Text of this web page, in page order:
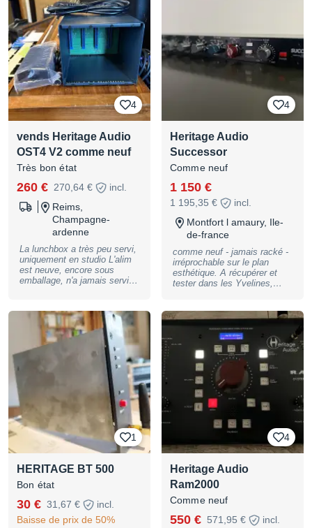
4
vends Heritage Audio
OST4 V2 comme neuf
Très bon état
260 € 270,64 €
incl.
Reims,
Champagne-
ardenne
La lunchbox a très peu servi,
uniquement en studio L'alim
est neuve, encore sous
emballage, n'a jamais servi
possible
4
Heritage Audio
Successor
Comme neuf
1 150 €
1 195,35 €
incl.
Montfort l amaury, Ile-
de-france
comme neuf - jamais racké -
irréprochable sur le plan
esthétique. A récupérer et
tester dans les Yvelines,
1
HERITAGE BT 500
Bon état
30 € 31,67 €
incl.
Baisse de prix de 50%
4
Heritage Audio
Ram2000
Comme neuf
550 € 571,95 €
incl.